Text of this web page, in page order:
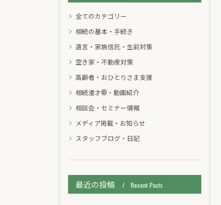
全てのカテゴリー
相続の基本・手続き
遺言・家族信託・生前対策
空き家・不動産対策
高齢者・おひとりさま支援
相続漫才®・動画紹介
相談会・セミナー情報
メディア掲載・お知らせ
スタッフブログ・日記
最近の投稿 Recent Posts